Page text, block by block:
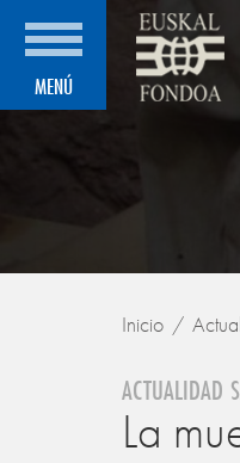
MENÚ
Inicio
ACTUALIDAD
La